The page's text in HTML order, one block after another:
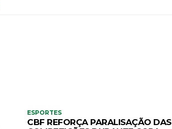
ESPORTES
CBF REFORÇA PARALISAÇÃO DAS